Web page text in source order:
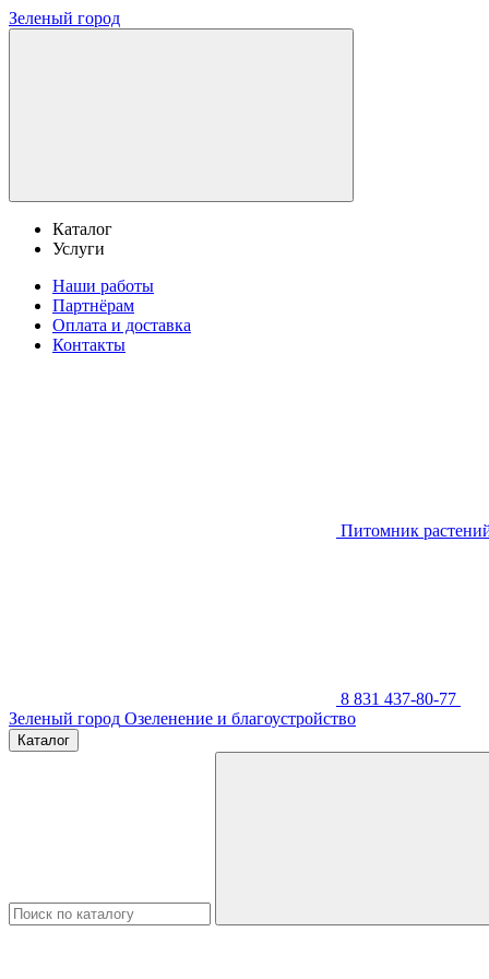
Зеленый город
Каталог
Услуги
Наши работы
Партнёрам
Оплата и доставка
Контакты
Питомник
8 831 437-80-77
Зеленый город Озеленение и благоустройство
Каталог